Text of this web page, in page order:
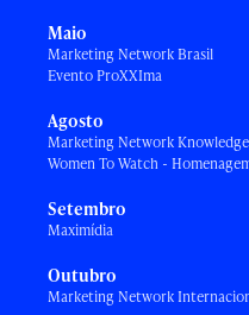
Maio
Marketing Network Brasil
Evento ProXXIma
Agosto
Marketing Network Knowledge
Women To Watch -
Setembro
Maximídia
Outubro
Marketing Network